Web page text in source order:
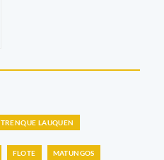
TRENQUE LAUQUEN
FLOTE MATUNGOS